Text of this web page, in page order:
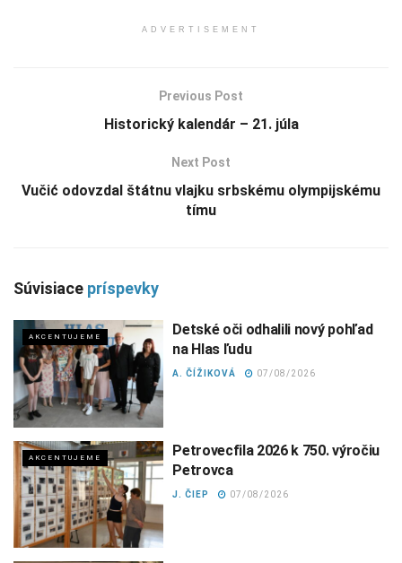
ADVERTISEMENT
Previous Post
Historický kalendár – 21. júla
Next Post
Vučić odovzdal štátnu vlajku srbskému olympijskému
tímu
Súvisiace príspevky
AKCENTUJEME
Detské oči odhalili nový pohľad
na Hlas ľudu
A. ČÍŽIKOVÁ 07/08/2026
AKCENTUJEME
Petrovecfila 2026 k 750. výročiu
Petrovca
J. ČIEP 07/08/2026